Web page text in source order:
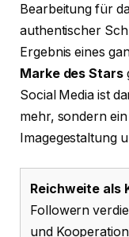
Bearbeitung für
authentischer
Ergebnis eines
Marke des Stars
Social Media ist
mehr, sondern
Imagegestaltung
Reichweite als
Followern
und